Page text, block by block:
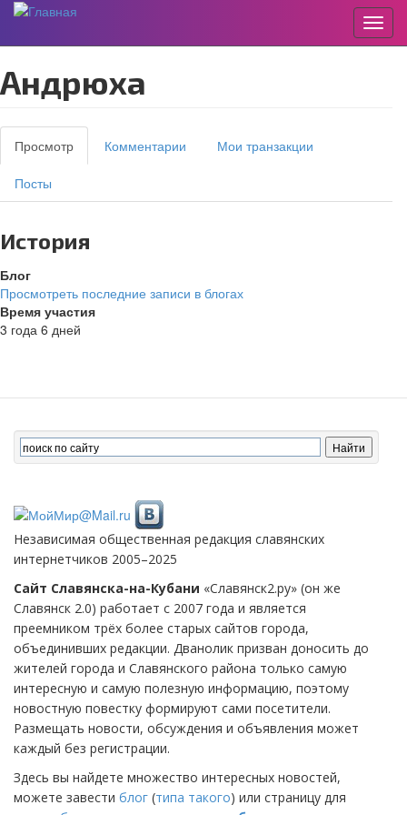
к
основному
Андрюха
Главные
вкладки
Просмотр (активная
вкладка)
Комментарии Мои транзакции
Посты
История
Блог
Просмотреть последние записи в блогах
Время участия
3 года 6 дней
Независимая общественная редакция славянских
интернетчиков 2005–2025
Сайт Славянска-на-Кубани «Славянск2.ру» (он же
Славянск 2.0) работает с 2007 года и является
преемником трёх более старых сайтов города,
объединивших редакции. Дванолик призван доносить до
жителей города и Славянского района только самую
интересную и самую полезную информацию, поэтому
новостную повестку формируют сами посетители.
Размещать новости, обсуждения и объявления может
каждый без регистрации.
Здесь вы найдете множество интересных новостей,
можете завести блог (типа такого) или страницу для